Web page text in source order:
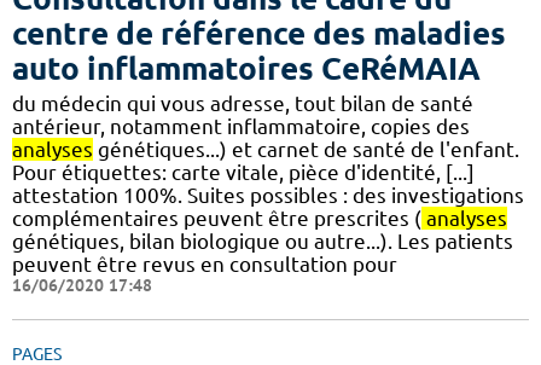
centre de référence des maladies
auto inflammatoires CeRéMAIA
du médecin qui vous adresse, tout bilan de santé
antérieur, notamment inflammatoire, copies des
analyses génétiques...) et carnet de santé de l'enfant.
Pour étiquettes: carte vitale, pièce d'identité, [...]
attestation 100%. Suites possibles : des investigations
complémentaires peuvent être prescrites ( analyses
génétiques, bilan biologique ou autre...). Les patients
peuvent être revus en consultation pour
16/06/2020 17:48
PAGES